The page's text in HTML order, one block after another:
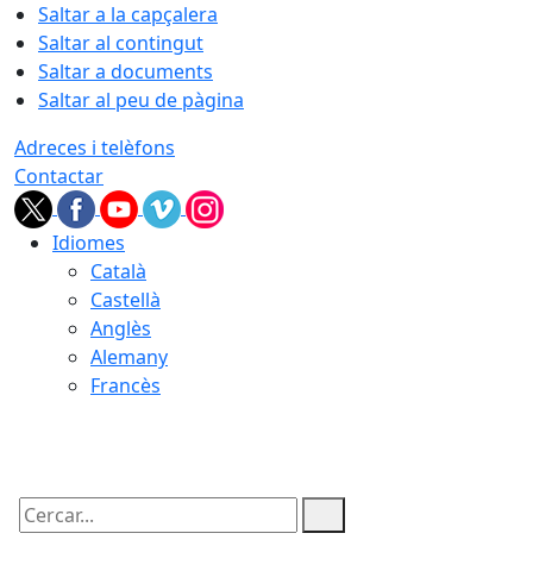
Saltar a la capçalera
Saltar al contingut
Saltar a documents
Saltar al peu de pàgina
Adreces i telèfons
Contactar
Idiomes
Català
Castellà
Anglès
Alemany
Francès
Cercar: